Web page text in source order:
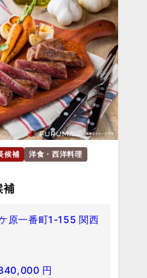
候補 洋食・西洋料理
補
原一番町1-155 関西
円